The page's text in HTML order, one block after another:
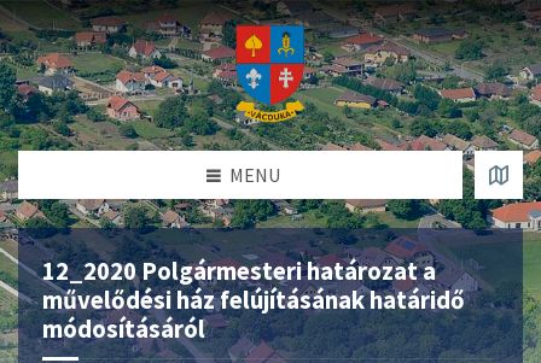
MENU
12_2020 Polgármesteri határozat a
művelődési ház felújításának határidő
módosításáról